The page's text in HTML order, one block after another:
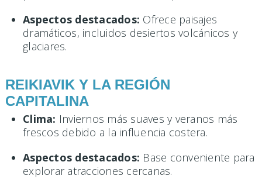
Aspectos destacados: Ofrece paisajes
dramáticos, incluidos desiertos volcánicos y
glaciares.
REIKIAVIK Y LA REGIÓN
CAPITALINA
Clima: Inviernos más suaves y veranos más
frescos debido a la influencia costera.
Aspectos destacados: Base conveniente para
explorar atracciones cercanas.